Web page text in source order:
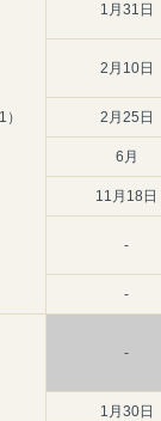
1月31日
2月10日
2月25日
6月
11月18日
-
-
-
1月30日